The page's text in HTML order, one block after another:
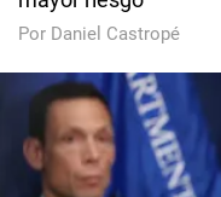
Por Daniel Castropé